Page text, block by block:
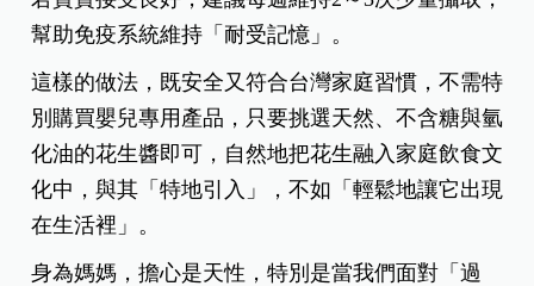
幫助免疫系統維持「耐受記憶」。
這樣的做法，既安全又符合台灣家庭習慣，不需特
別購買嬰兒專用產品，只要挑選天然、不含糖與氫
化油的花生醬即可，自然地把花生融入家庭飲食文
化中，與其「特地引入」，不如「輕鬆地讓它出現
在生活裡」。
身為媽媽，擔心是天性，特別是當我們面對「過